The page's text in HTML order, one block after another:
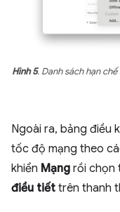
Hình 5. Danh sách hạn
Ngoài ra, bảng điều
tốc độ mạng theo
khiển Mạng rồi chọn
điều tiết trên thanh